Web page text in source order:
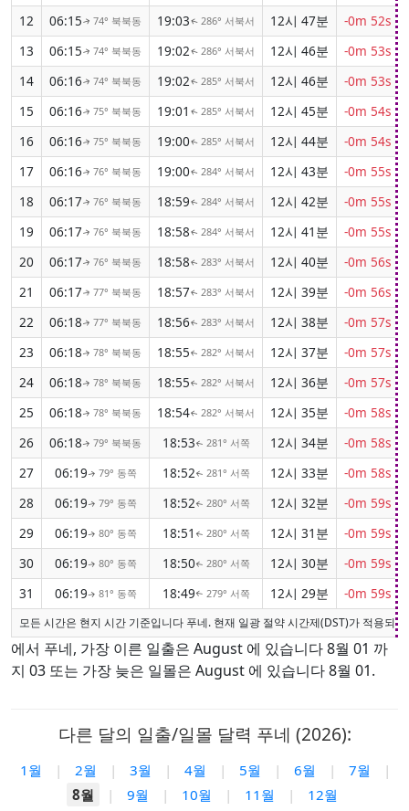
12
06:15↑ 74° 북북동 19:03↑ 286° 서북서 12시 47분 -0m 52s
13
06:15↑ 74° 북북동 19:02↑ 286° 서북서 12시 46분 -0m 53s
14
06:16↑ 74° 북북동 19:02↑ 285° 서북서 12시 46분 -0m 53s
15
06:16↑ 75° 북북동 19:01 ↑ 285° 서북서 12시 45분 -0m 54s
16
06:16↑ 75° 북북동 19:00↑ 285° 서북서 12시 44분 -0m 54s
17
06:16↑ 76° 북북동 19:00↑ 284° 서북서 12시 43분 -0m 55s
18
06:17↑ 76° 북북동 18:59↑ 284° 서북서 12시 42분 -0m 55s
19
06:17↑ 76° 북북동 18:58↑ 284° 서북서 12시 41분 -0m 55s
20
06:17↑ 76° 북북동 18:58↑ 283° 서북서 12시 40분 -0m 56s
21
06:17↑ 77° 북북동 18:57↑ 283° 서북서 12시 39분 -0m 56s
22
06:18↑ 77° 북북동 18:56↑ 283° 서북서 12시 38분 -0m 57s
23
06:18↑ 78° 북북동 18:55↑ 282° 서북서 12시 37분 -0m 57s
24
06:18↑ 78° 북북동 18:55↑ 282° 서북서 12시 36분 -0m 57s
25
06:18↑ 78° 북북동 18:54↑ 282° 서북서 12시 35분 -0m 58s
26
06:18↑ 79° 북북동 18:53↑ 281° 서쪽 12시 34분 -0m 58s
27
06:19↑ 79° 동쪽 18:52↑ 281° 서쪽 12시 33분 -0m 58s
28
06:19↑ 79° 동쪽 18:52↑ 280° 서쪽 12시 32분 -0m 59s
29
06:19↑ 80° 동쪽 18:51 ↑ 280° 서쪽 12시 31분 -0m 59s
30
06:19↑ 80° 동쪽 18:50↑ 280° 서쪽 12시 30분 -0m 59s
31
06:19↑ 81° 동쪽 18:49↑ 279° 서쪽 12시 29분 -0m 59s
모든 시간은 현지 시간 기준입니다 푸네. 현재 일광 절약 시간제(DST)가 적용되
에서 푸네, 가장 이른 일출은 August 에 있습니다 8월 01 까
지 03 또는 가장 늦은 일몰은 August 에 있습니다 8월 01.
다른 달의 일출/일몰 달력 푸네 (2026):
1월 | 2월 | 3월 | 4월 | 5월 | 6월 | 7월
|
8월
| 9월 | 10월 | 11월 | 12월